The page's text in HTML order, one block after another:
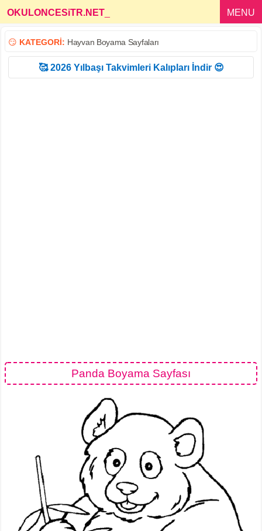
OKULONCESiTR.NET MENU
😏 KATEGORİ: Hayvan Boyama Sayfaları
🥰 2026 Yılbaşı Takvimleri Kalıpları İndir 😍
Panda Boyama Sayfası